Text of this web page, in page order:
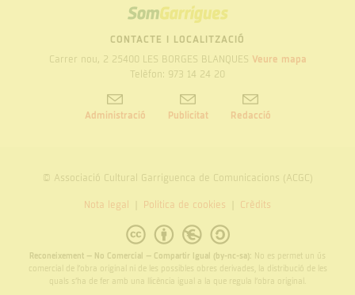
SOM
GARRIGUES
CONTACTE I LOCALITZACIÓ
Carrer nou, 2 25400 LES BORGES BLANQUES Veure mapa
Telèfon: 973 14 24 20
Administració Publicitat Redacció
© Associació Cultural Garriguenca de Comunicacions (ACGC)
Nota legal Politica de cookies Crèdits
Reconeixement – No Comercial – Compartir Igual (by-nc-sa): No es permet un ús
comercial de l’obra original ni de les possibles obres derivades, la distribució de les
quals s’ha de fer amb una llicència igual a la que regula l’obra original.